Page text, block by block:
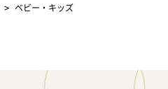
> ベビー・キッズ